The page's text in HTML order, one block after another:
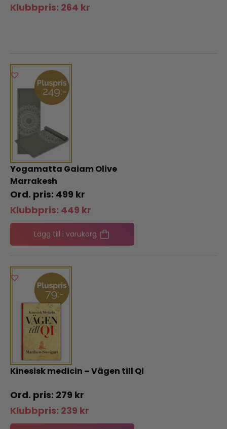
Klubbpris: 264 kr
Yogamatta Gaiam Olive
Marrakesh
499 kr
Klubbpris: 449 kr
Lägg till i varukorg
Kinesisk medicin – Vägen till Qi
279 kr
Klubbpris: 239 kr